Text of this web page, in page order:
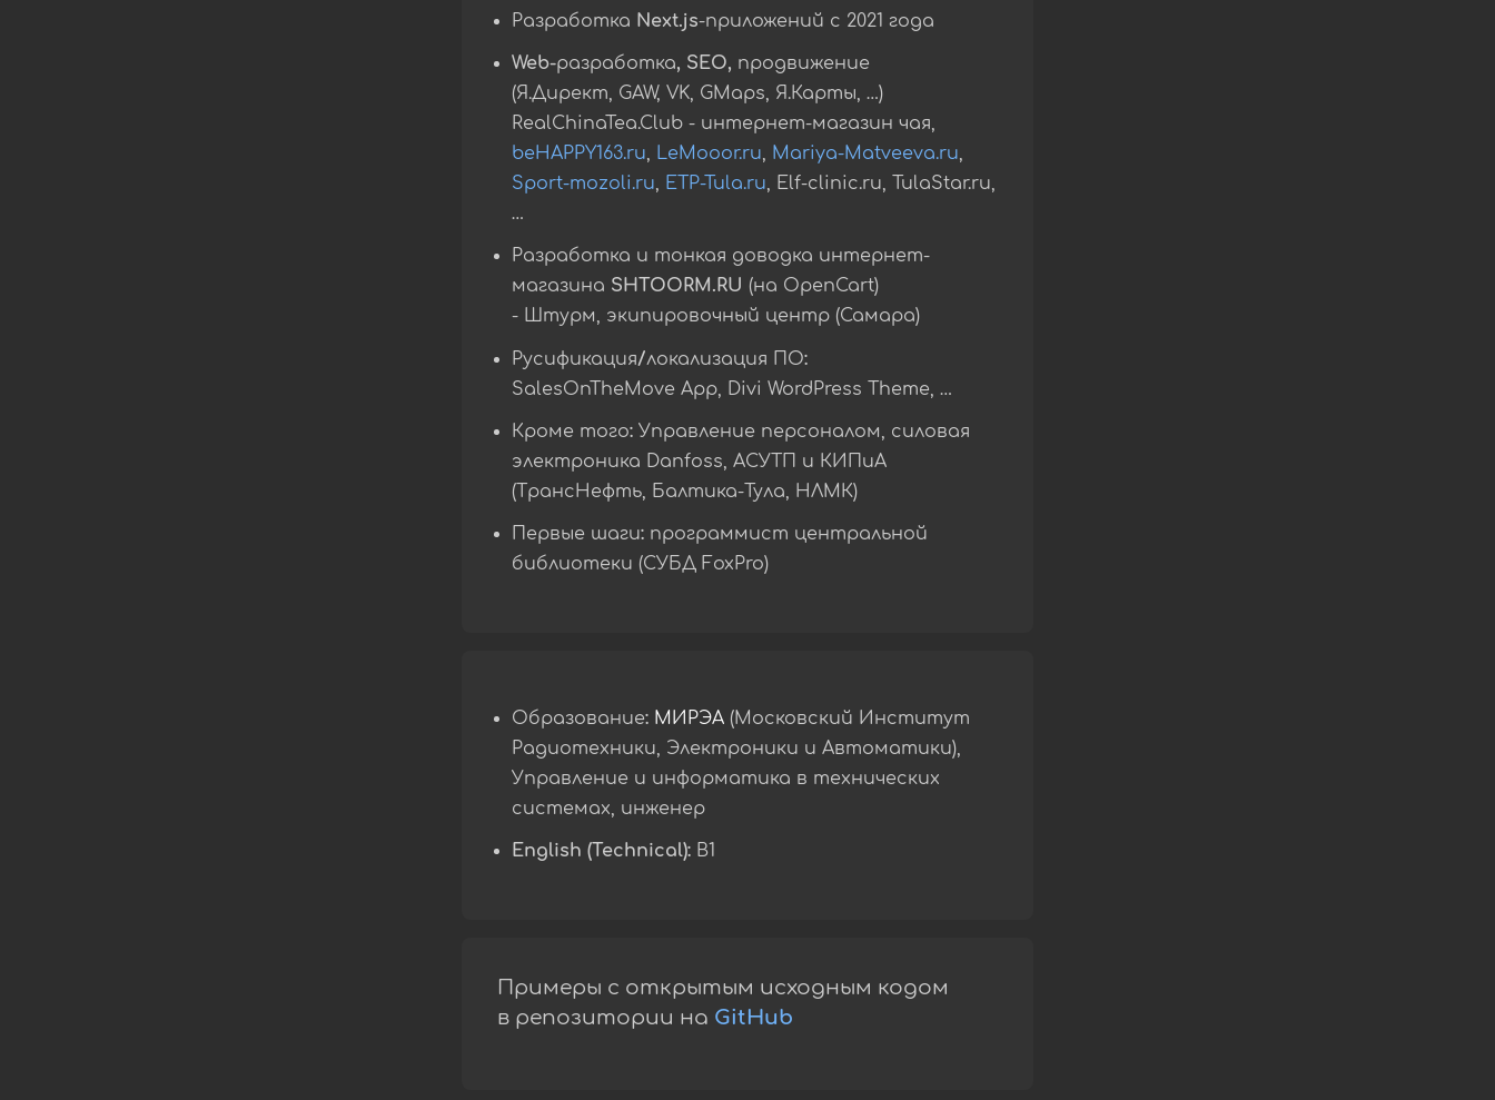
Разработка Next.js-приложений c 2021 года
Web-разработка, SEO, продвижение
(Я.Директ, GAW, VK, GMaps, Я.Карты, …)
RealChinaTea.Club - интернет-магазин чая,
beHAPPY163.ru, LeMooor.ru, Mariya-Matveeva.ru,
Sport-mozoli.ru, ETP-Tula.ru, Elf-clinic.ru, TulaStar.ru,
…
Разработка и тонкая доводка интернет-
магазина SHTOORM.RU (на OpenCart)
- Штурм, экипировочный центр (Самара)
Русификация/локализация ПО:
SalesOnTheMove App, Divi WordPress Theme, …
Кроме того:Управление персоналом, силовая
электроника Danfoss, АСУТП и КИПиА
(ТрансНефть, Балтика-Тула, НЛМК)
Первые шаги:программист центральной
библиотеки (СУБД FoxPro)
Образование: МИРЭА(Московский Институт
Радиотехники, Электроники и Автоматики),
Управление и информатика в технических
системах, инженер
English (Technical):B1
Примеры с открытым исходным кодом
в репозитории на GitHub